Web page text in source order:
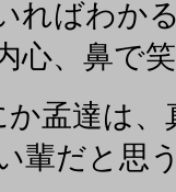
ればわか
心、鼻で
か孟達は
輩だと思